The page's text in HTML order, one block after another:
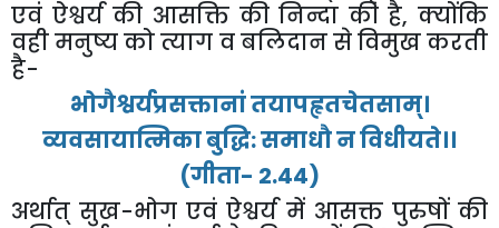
एवं ऐश्वर्य की आसक्ति की निन्दा की है, क्योंकि
वहीमनुष्यकोत्याग वबलिदानसेविमुखकरती
है-
भोगैश्वर्यप्रसक्तानांतयापहृतचेतसाम्।
व्यवसायात्मिकाबुद्धि:समाधौनविधीयते।।
(गीता- 2.44)
अर्थात् सुख-भोग एवं ऐश्वर्य में आसक्त पुरुषों की